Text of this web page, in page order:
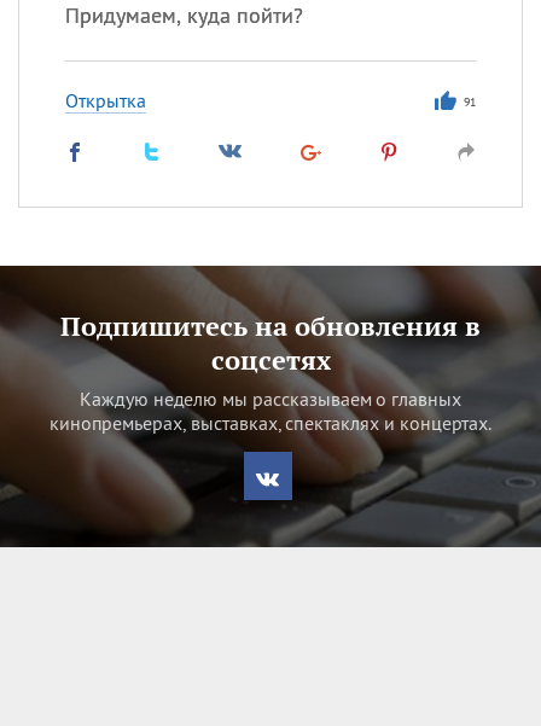
Придумаем, куда пойти?
Открытка 91
Подпишитесь на обновления в
соцсетях
Каждую неделю мы рассказываем о главных
кинопремьерах, выставках, спектаклях и концертах.